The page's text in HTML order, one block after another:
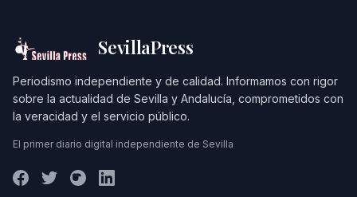
SevillaPress
Periodismo independiente y de calidad. Informamos con rigor
sobre la actualidad de Sevilla y Andalucía, comprometidos con
la veracidad y el servicio público.
El primer diario digital independiente de Sevilla